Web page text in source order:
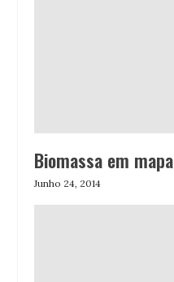
Biomassa em mapa
Junho 24, 2014